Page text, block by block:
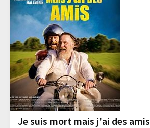
Je suis mort mais j'ai des amis